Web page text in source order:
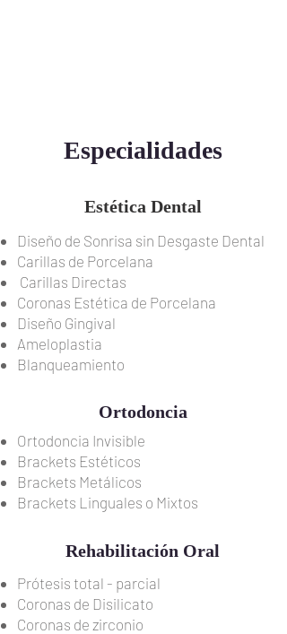
Especialidades
Estética Dental
Diseño de Sonrisa sin Desgaste Dental
Carillas de Porcelana
Carillas Directas
Coronas Estética de Porcelana
Diseño Gingival
Ameloplastia
Blanqueamiento
Ortodoncia
Ortodoncia Invisible
Brackets Estéticos
Brackets Metálicos
Brackets Linguales o Mixtos
Rehabilitación Oral
Prótesis total - parcial
Coronas de Disilicato
Coronas de zirconio